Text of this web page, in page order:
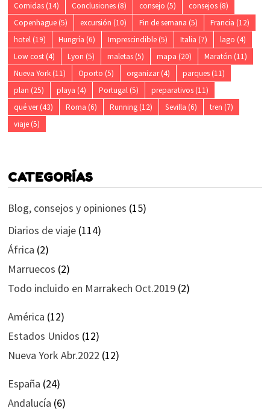
Comidas(14) Conclusiones(8) consejo (5) consejos(8)
Copenhague(5) excursión (10) Fin de semana (5) Francia (12)
hotel(19) Hungría (6) Imprescindible(5) Italia (7) lago (4)
Low cost(4) Lyon (5) maletas(5) mapa (20) Maratón (11)
Nueva York(11) Oporto (5) organizar(4) parques(11)
plan (25) playa (4) Portugal(5) preparativos(11)
qué ver(43) Roma (6) Running(12) Sevilla (6) tren (7)
viaje(5)
CATEGORÍAS
Blog, consejos y opiniones (15)
Diarios de viaje(114)
África (2)
Marruecos (2)
Todo incluido en Marrakech Oct.2019(2)
América (12)
Estados Unidos (12)
Nueva York Abr.2022 (12)
España (24)
Andalucía (6)